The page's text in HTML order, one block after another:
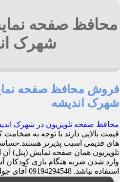
محافظ صفحه
شهرک
فروش محافظ صفحه
شهرک اندیشه
محافظ صفحه تلویزیون در شهرک
قیمت بالایی دارند با توجه به
های قدیمی اسیب پذیرتر
تلویزیون همان صفحه نمایش (پنل)
وارد شدن ضربه هنگام بازی کودکان
استفاده نباشد. 09194294548 آقای جوادی